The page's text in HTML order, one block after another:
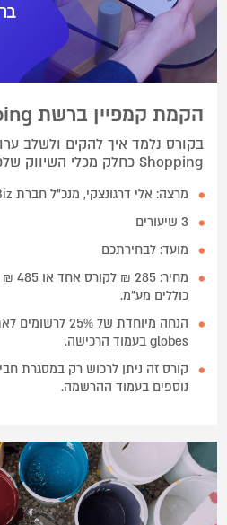
הקמת קמפיין ברשת Shopping של גוגל
Shopping כחלק מכלי השיווק שלכם ב-Google ads.
מרצה: אלי דרגונצקי, מנכ"ל חברת Online Biz
3 שיעורים
מועד: לבחירתכם
מחיר:
כוללים מע"מ.
הנחה מיוחדת של
globes בעמוד הרכישה.
קורס זה ניתן לרכוש רק במסגרת
נוספים בעמוד ההרשמה.